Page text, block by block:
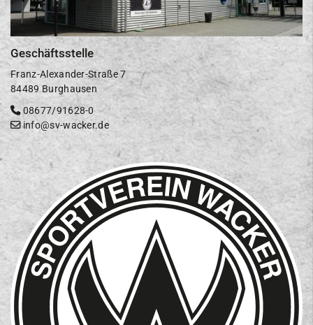
Geschäftsstelle
Franz-Alexander-Straße 7
84489 Burghausen
08677/91628-0
info@sv-wacker.de